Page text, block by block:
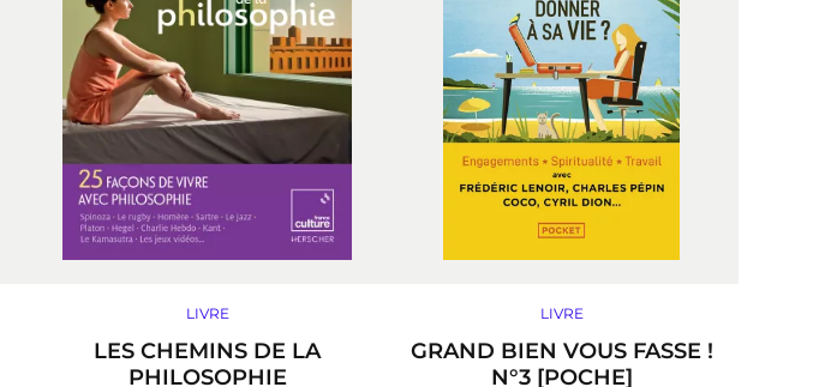
LIVRE
LES CHEMINS DE LA
PHILOSOPHIE
LIVRE
GRAND BIEN VOUS FASSE !
N°3 [POCHE]